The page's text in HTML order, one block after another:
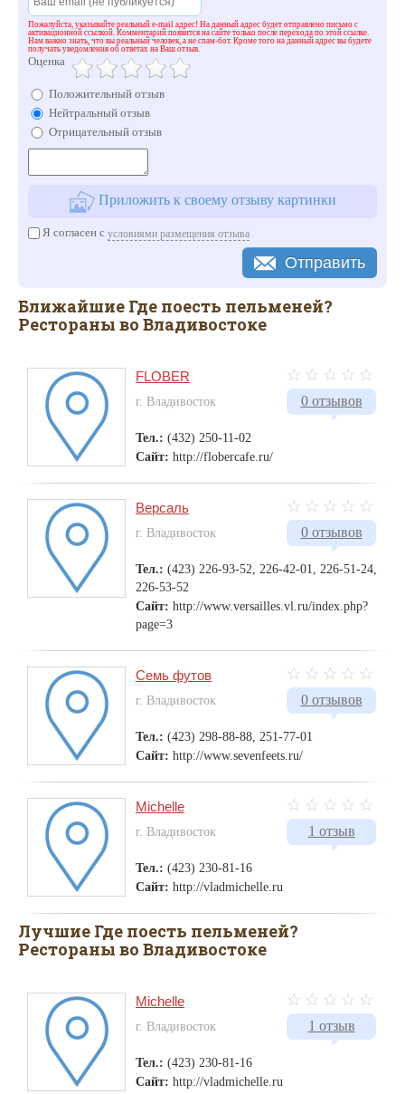
Пожалуйста, указывайте реальный e-mail адрес! На данный адрес будет отправлено письмо с
активационной ссылкой. Комментарий появится на сайте только после перехода по этой ссылке.
Нам важно знать, что вы реальный человек, а не спам-бот. Кроме того на данный адрес вы будете
получать уведомления об ответах на Ваш отзыв.
Оценка
Положительный отзыв
Нейтральный отзыв
Отрицательный отзыв
Приложить к своему отзыву картинки
Я согласен с условиями размещения отзыва
Отправить
Ближайшие Где поесть пельменей?
Рестораны во Владивостоке
0 отзывов
FLOBER
г. Владивосток
Тел.: (432) 250-11-02
Сайт: http://flobercafe.ru/
0 отзывов
Версаль
г. Владивосток
Тел.: (423) 226-93-52, 226-42-01, 226-51-24,
226-53-52
Сайт: http://www.versailles.vl.ru/index.php?
page=3
0 отзывов
Семь футов
г. Владивосток
Тел.: (423) 298-88-88, 251-77-01
Сайт: http://www.sevenfeets.ru/
1 отзыв
Michelle
г. Владивосток
Тел.: (423) 230-81-16
Сайт: http://vladmichelle.ru
Лучшие Где поесть пельменей?
Рестораны во Владивостоке
1 отзыв
Michelle
г. Владивосток
Тел.: (423) 230-81-16
Сайт: http://vladmichelle.ru